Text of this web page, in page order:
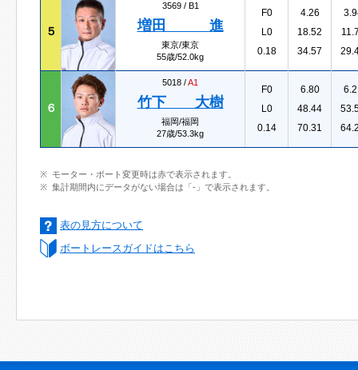
５
3569 / B1
増田 進
東京/東京
55歳/52.0kg
F0
L0
0.18
4.26
18.52
34.57
６
5018 /A1
竹下 大樹
福岡/福岡
27歳/53.3kg
F0
L0
0.14
6.80
48.44
70.31
モーター・ボート変更時は赤で表示されます。
集計期間内にデータがない場合は「-」で表示されます。
表の見方について
ボートレースガイドはこちら